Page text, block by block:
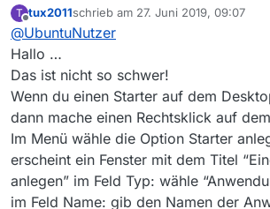
T
Offline
tux2011schrieb am 27. Juni 2019, 09:07
zuletzt editiert von
@UbuntuNutzer
Hallo …
Das ist nicht so schwer!
Wenn du einen Starter auf dem
dann mache einen Rechtsklick auf
Im Menü wähle die Option Starter
erscheint ein Fenster mit dem Titel
anlegen” im Feld Typ: wähle
im Feld Name: gib den Namen der